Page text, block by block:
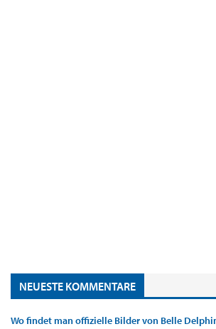
NEUESTE KOMMENTARE
Wo findet man offizielle Bilder von Belle